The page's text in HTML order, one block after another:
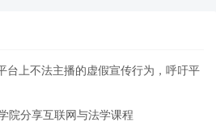
台上不法主播的虚假宣传行为，呼吁平
院分享互联网与法学课程